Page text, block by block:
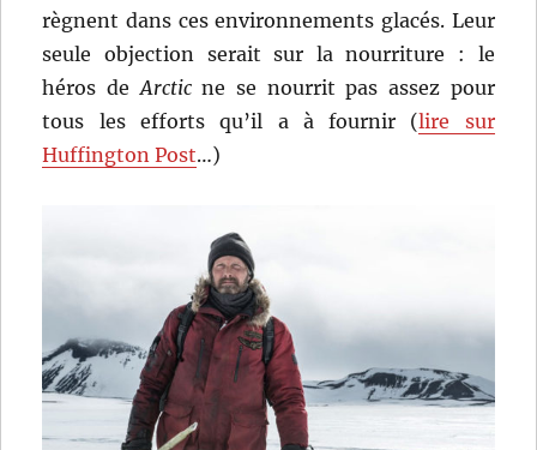
règnent dans ces environnements glacés. Leur
seule objection serait sur la nourriture : le
héros de Arcticne se nourrit pas assez pour
tous les efforts qu’il a à fournir (lire sur
Huffington Post…)